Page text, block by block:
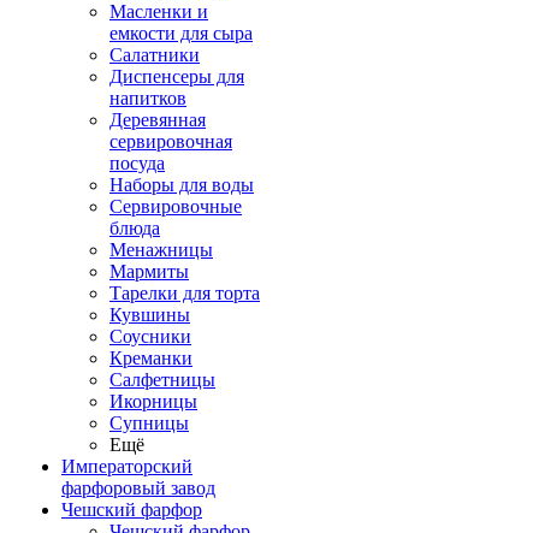
Масленки и
емкости для сыра
Салатники
Диспенсеры для
напитков
Деревянная
сервировочная
посуда
Наборы для воды
Сервировочные
блюда
Менажницы
Мармиты
Тарелки для торта
Кувшины
Соусники
Креманки
Салфетницы
Икорницы
Супницы
Ещё
Императорский
фарфоровый завод
Чешский фарфор